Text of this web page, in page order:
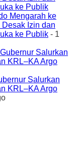
Mengarah ke
Izin dan
ke Publik - 1
Salurkan
KRL–KA Argo